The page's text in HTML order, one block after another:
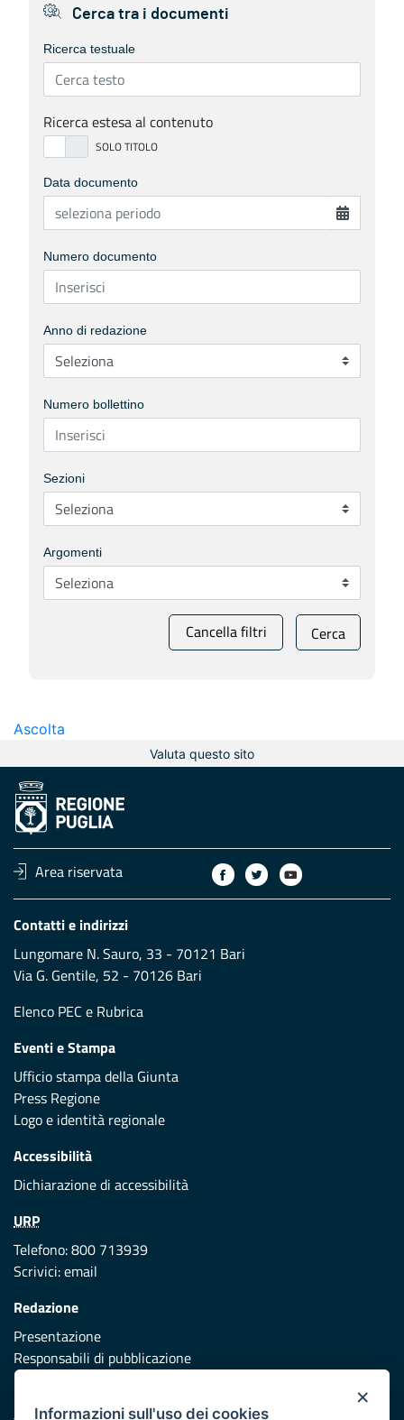
Cerca tra i documenti
Ricerca testuale
Ricerca estesa al contenuto
Data documento
Numero documento
Anno di redazione
Numero bollettino
Sezioni
Argomenti
Cancella filtri Cerca
Ascolta
Valuta questo sito
Area riservata
Contatti e indirizzi
Lungomare N. Sauro, 33 - 70121 Bari
Via G. Gentile, 52 - 70126 Bari
Elenco PEC e Rubrica
Eventi e Stampa
Ufficio stampa della Giunta
Press Regione
Logo e identità regionale
Accessibilità
Dichiarazione di accessibilità
URP
Telefono: 800 713939
Scrivici:email
Redazione
Presentazione
Responsabili di pubblicazione
×
Informazioni sull'uso dei cookies